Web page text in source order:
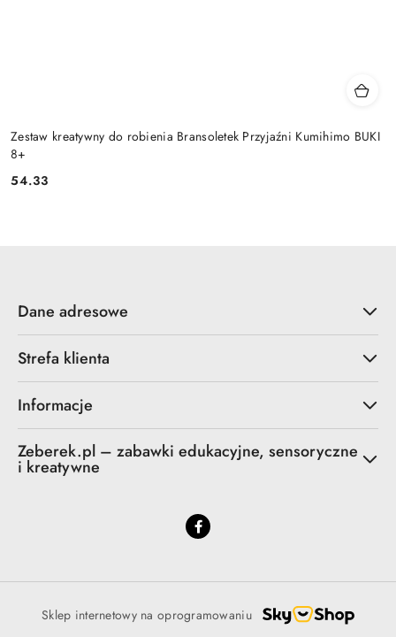
Zestaw kreatywny do robienia Bransoletek Przyjaźni Kumihimo BUKI
8+
Cena:
54.33
Dane adresowe
Strefa klienta
Informacje
Zeberek.pl – zabawki edukacyjne, sensoryczne
i kreatywne
Sklep internetowy na oprogramowaniu